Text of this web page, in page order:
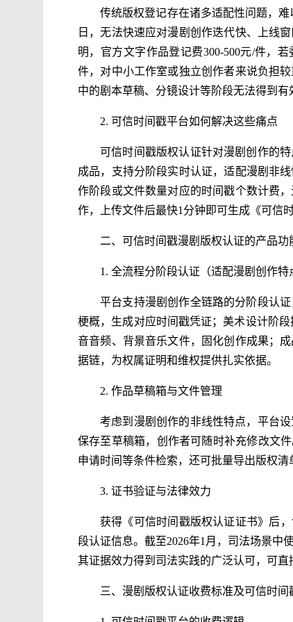
传统版权登记存在诸多适配性问题，
日，无法快速应对漫剧创作迭代快、上线
明，官方文字作品登记费300-500元/件，
件，对中小工作室或独立创作者来说负担
中的剧本草稿、分镜设计等阶段无法得到有
2. 可信时间戳平台如何解决这些痛点
可信时间戳版权认证针对漫剧创作的
成品，支持分阶段实时认证，适配漫剧非
作阶段或文件数量对应的时间戳个数计费
作，上传文件后最快1分钟即可生成《可信
二、可信时间戳漫剧版权认证的产品功
1. 全流程分阶段认证（适配漫剧创作特
平台支持漫剧创作全链路的分阶段认
梗概，生成对应时间戳凭证；美术设计阶
音音频、背景音乐文件，固化创作成果；
据链，为权属证明和维权提供扎实依据。
2. 作品草稿箱与文件管理
考虑到漫剧创作的非线性特点，平台
保存至草稿箱，创作者可随时补充修改文
申请时间等条件检索，还可批量导出版权
3. 证书验证与法律效力
获得《可信时间戳版权认证证书》后
段认证信息。截至2026年1月，司法场景中
其证据效力得到司法实践的广泛认可，可直
三、漫剧版权认证收费标准及可信时间